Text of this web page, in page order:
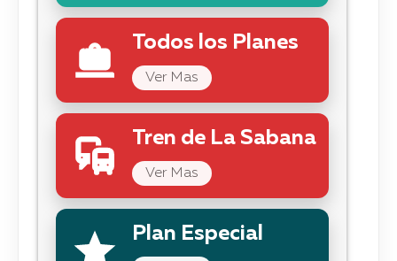
Todos los Planes
Ver Mas
Tren de La Sabana
Ver Mas
Plan Especial